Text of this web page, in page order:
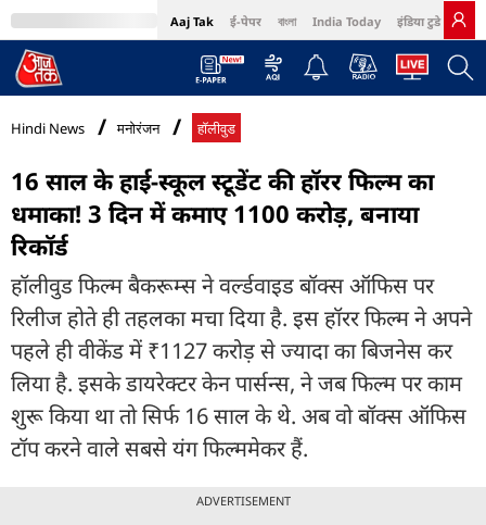
Aaj Tak ई-पेपर বাংলা India Today इंडिया टुडे हिंदी
MumbaiTak Cosmopolitan Harper's Bazaar Northeast
Hindi News मनोरंजन हॉलीवुड
16 साल के हाई-स्कूल स्टूडेंट की हॉरर फिल्म का
धमाका! 3 दिन में कमाए 1100 करोड़, बनाया
रिकॉर्ड
हॉलीवुड फिल्म बैकरूम्स ने वर्ल्डवाइड बॉक्स ऑफिस पर
रिलीज होते ही तहलका मचा दिया है. इस हॉरर फिल्म ने अपने
पहले ही वीकेंड में ₹1127 करोड़ से ज्यादा का बिजनेस कर
लिया है. इसके डायरेक्टर केन पार्सन्स, ने जब फिल्म पर काम
शुरू किया था तो सिर्फ 16 साल के थे. अब वो बॉक्स ऑफिस
टॉप करने वाले सबसे यंग फिल्ममेकर हैं.
ADVERTISEMENT